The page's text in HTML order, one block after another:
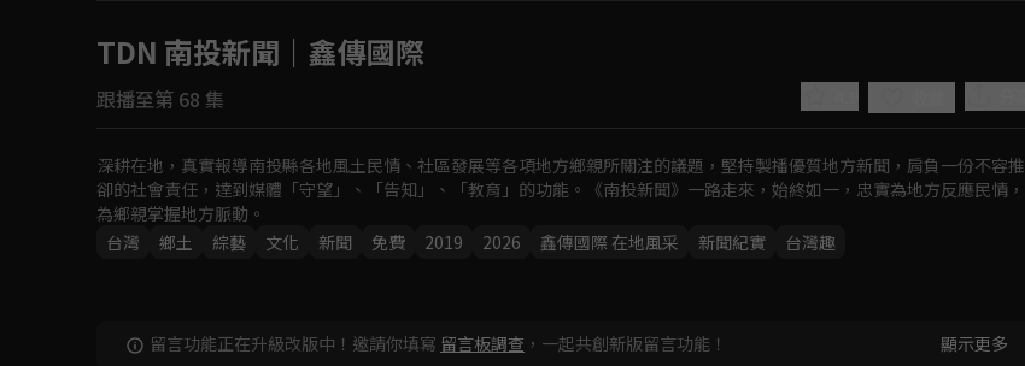
如有不便請見諒
TDN 南投新聞｜鑫傳國際
跟播至第 68 集
深耕在地，真實報導南投縣各地風土民情、社區發展等各項地方鄉親所關注的議題，堅持製播優質地方新聞，肩負一份不容推
卻的社會責任，達到媒體「守望」、「告知」、「教育」的功能。《南投新聞》一路走來，始終如一，忠實為地方反應民情，
為鄉親掌握地方脈動。
台灣
鄉土 綜藝 文化 新聞 免費 2019 2026 鑫傳國際 在地風采 新聞紀實 台灣趣
留言功能正在升級改版中！邀請你填寫 留言板調查 ，一起共創新版留言功能！ 顯示更多